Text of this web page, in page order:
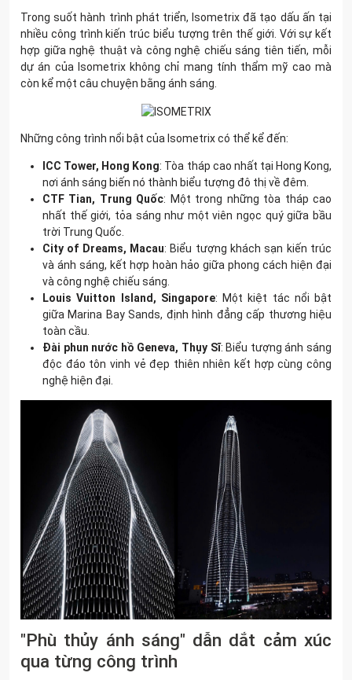
Trong suốt hành trình phát triển, Isometrix đã tạo dấu ấn tại
nhiều công trình kiến trúc biểu tượng trên thế giới. Với sự kết
hợp giữa nghệ thuật và công nghệ chiếu sáng tiên tiến, mỗi
dự án của Isometrix không chỉ mang tính thẩm mỹ cao mà
còn kể một câu chuyện bằng ánh sáng.
Những công trình nổi bật của Isometrix có thể kể đến:
ICC Tower, Hong Kong: Tòa tháp cao nhất tại Hong Kong,
nơi ánh sáng biến nó thành biểu tượng đô thị về đêm.
CTF Tian, Trung Quốc: Một trong những tòa tháp cao
nhất thế giới, tỏa sáng như một viên ngọc quý giữa bầu
trời Trung Quốc.
City of Dreams, Macau: Biểu tượng khách sạn kiến trúc
và ánh sáng, kết hợp hoàn hảo giữa phong cách hiện đại
và công nghệ chiếu sáng.
Louis Vuitton Island, Singapore: Một kiệt tác nổi bật
giữa Marina Bay Sands, định hình đẳng cấp thương hiệu
toàn cầu.
Đài phun nước hồ Geneva, Thụy Sĩ: Biểu tượng ánh sáng
độc đáo tôn vinh vẻ đẹp thiên nhiên kết hợp cùng công
nghệ hiện đại.
"Phù thủy ánh sáng" dẫn dắt cảm xúc
qua từng công trình